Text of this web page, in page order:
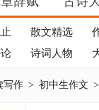
散文精选
诗词人物
写作 > 初中生作文 >